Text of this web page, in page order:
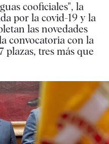
cooficiales", la
por la covid-19 y la
las novedades
convocatoria con la
plazas, tres más que